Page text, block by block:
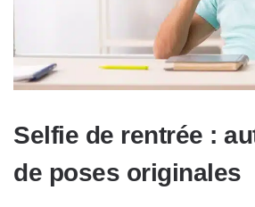
Selfie de rentrée :
de poses originales